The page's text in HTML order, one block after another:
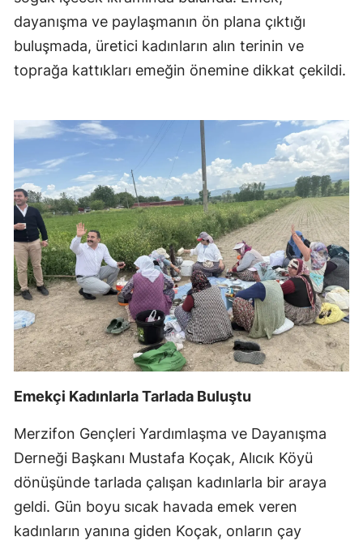
dayanışma ve paylaşmanın ön plana çıktığı
buluşmada, üretici kadınların alın terinin ve
toprağa kattıkları emeğin önemine dikkat çekildi.
Emekçi Kadınlarla Tarlada Buluştu
Merzifon Gençleri Yardımlaşma ve Dayanışma
Derneği Başkanı Mustafa Koçak, Alıcık Köyü
dönüşünde tarlada çalışan kadınlarla bir araya
geldi. Gün boyu sıcak havada emek veren
kadınların yanına giden Koçak, onların çay